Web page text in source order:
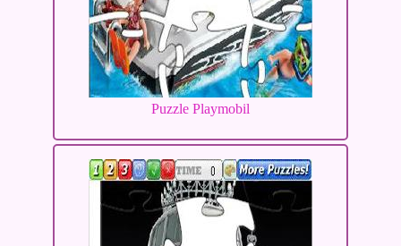
Puzzle Playmobil